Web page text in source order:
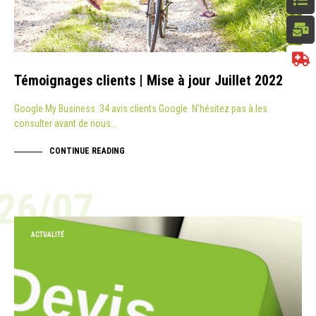
Témoignages clients | Mise à jour Juillet 2022
Google My Business 34 avis clients Google N’hésitez pas à les
consulter avant de nous…
CONTINUE READING
07
ACTUALITÉ